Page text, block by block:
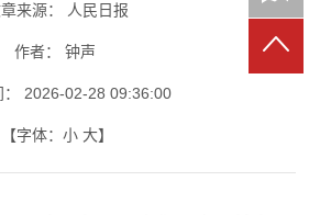
来源： 人民日报
作者： 钟声
2026-02-28 09:36:00
【字体： 小 大】